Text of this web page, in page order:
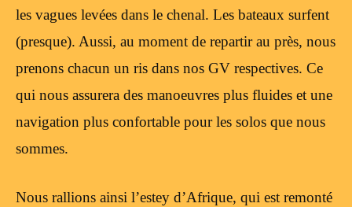
les vagues levées dans le chenal. Les bateaux surfent
(presque). Aussi, au moment de repartir au près, nous
prenons chacun un ris dans nos GV respectives. Ce
qui nous assurera des manoeuvres plus fluides et une
navigation plus confortable pour les solos que nous
sommes.
Nous rallions ainsi l’estey d’Afrique, qui est remonté